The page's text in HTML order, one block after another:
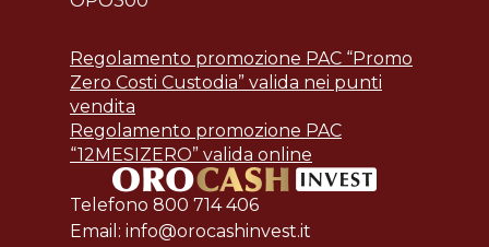
Regolamento promozione PAC “Promo
Zero Costi Custodia” valida nei punti
vendita
Regolamento promozione PAC
“12MESIZERO” valida online
Telefono 800 714 406
Email: info@orocashinvest.it